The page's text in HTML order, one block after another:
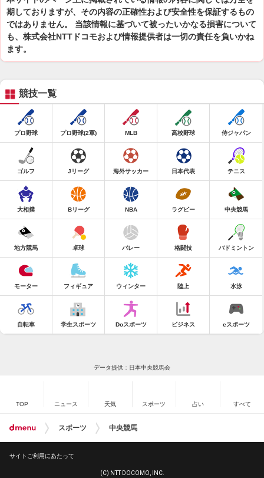
期しておりますが、その内容の正確性および安全性を保証するもの
ではありません。 当該情報に基づいて被ったいかなる損害について
も、株式会社NTTドコモおよび情報提供者は一切の責任を負いかね
ます。
競技一覧
プロ野球 プロ野球(2軍) MLB 高校野球 侍ジャパン
ゴルフ Jリーグ 海外サッカー 日本代表 テニス
大相撲 Bリーグ NBA ラグビー 中央競馬
地方競馬 卓球 バレー 格闘技 バドミントン
モーター フィギュア ウィンター 陸上 水泳
自転車 学生スポーツ Doスポーツ ビジネス eスポーツ
データ提供：日本中央競馬会
TOP ニュース 天気 スポーツ 占い すべて
スポーツ 中央競馬
サイトご利用にあたって
(C) NTT DOCOMO, INC.